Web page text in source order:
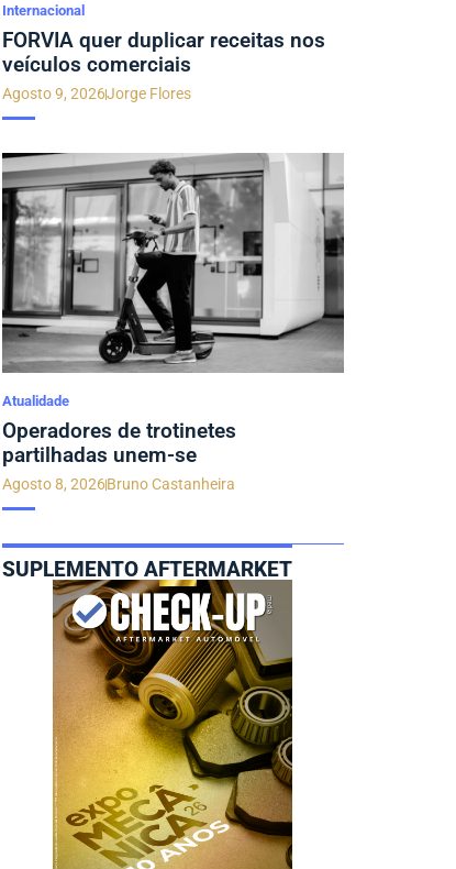
Internacional
FORVIA quer duplicar receitas nos
veículos comerciais
Agosto 9, 2026Jorge Flores
Atualidade
Operadores de trotinetes
partilhadas unem-se
Agosto 8, 2026Bruno Castanheira
SUPLEMENTO AFTERMARKET